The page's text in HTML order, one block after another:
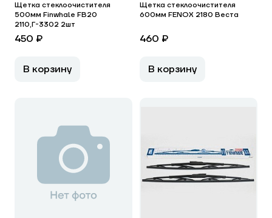
Щетка стеклоочистителя
500мм Finwhale FB20
2110,Г-3302 2шт
450 ₽
В корзину
Щетка стеклоочистителя
600мм FENOX 2180 Веста
460 ₽
В корзину